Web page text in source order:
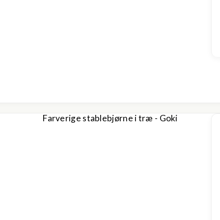
Farverige stablebjørne i træ - Goki